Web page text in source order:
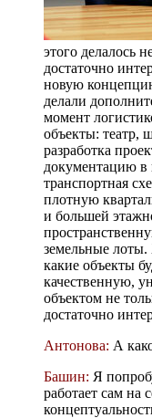
этого делалось
достаточно
новую
делали
момент
объекты: театр,
разработка
документацию в
транспортная
плотную
и большей
земельные лоты.
какие объекты
качественную,
объектом не
достаточно
Антонова: А
Башин: Я
работает сам на